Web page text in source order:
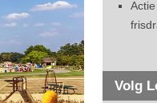
Volg